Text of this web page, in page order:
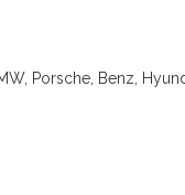
Porsche, Benz,